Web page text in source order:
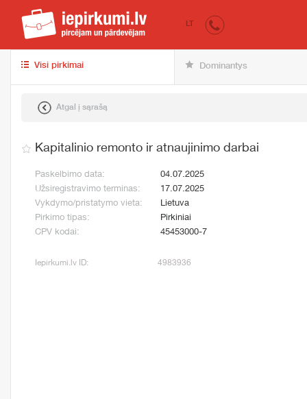
iepirkumi.lv
LT
Visi pirkimai Dominantys
Atgal į sąrašą
Kapitalinio remonto ir atnaujinimo darbai
Paskelbimo data:
04.07.2025
Užsiregistravimo terminas:
17.07.2025
Vykdymo/pristatymo vieta:
Lietuva
Pirkimo tipas:
Pirkiniai
CPV kodai:
45453000-7
Iepirkumi.lv ID: 4983936